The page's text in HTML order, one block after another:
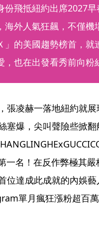
份飛抵紐約出席2027
海外人氣狂飆，不僅機
」的美國趨勢榜首，就
，也在出發看秀前向粉
凌赫一落地紐約就展
塞爆，尖叫聲險些掀
名！在反作弊極其
位達成此成就的內娛
單月瘋狂漲粉超百